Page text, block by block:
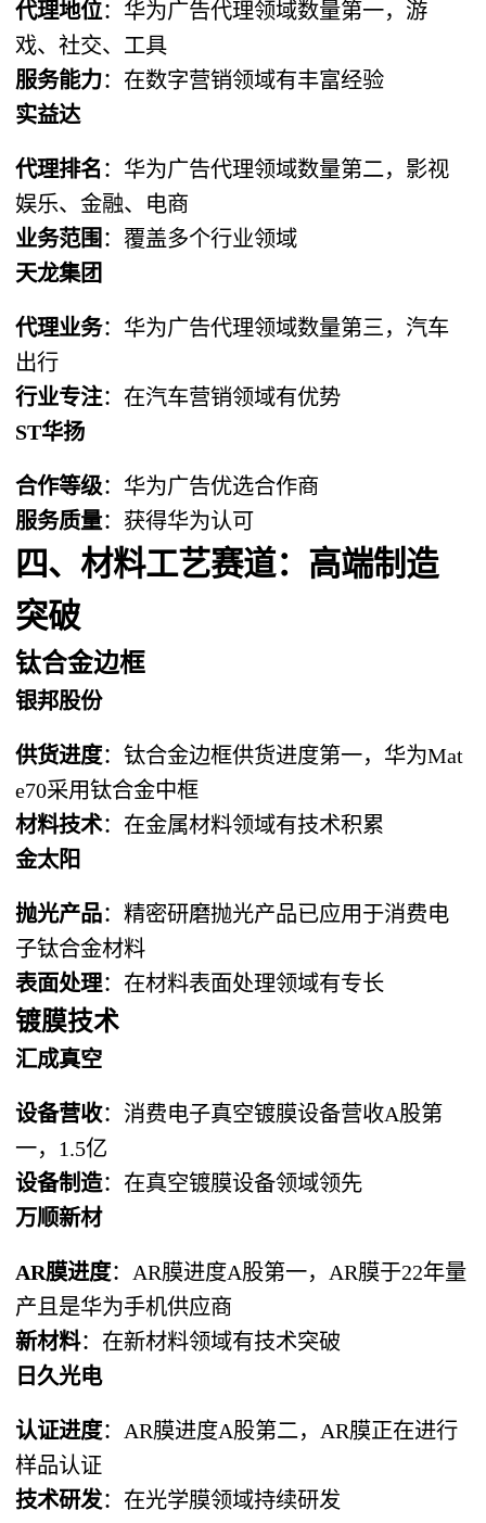
代理地位：华为广告代理领域数量第一，游
戏、社交、工具
服务能力：在数字营销领域有丰富经验
实益达
代理排名 ：华为广告代理领域数量第二，影视
娱乐、金融、电商
业务范围 ：覆盖多个行业领域
天龙集团
代理业务：华为广告代理领域数量第三，汽车
出行
行业专注：在汽车营销领域有优势
ST华扬
合作等级：华为广告优选合作商
服务质量：获得华为认可
四、材料工艺赛道：高端制造
突破
钛合金边框
银邦股份
供货进度：钛合金边框供货进度第一，华为Mat
e70采用钛合金中框
材料技术：在金属材料领域有技术积累
金太阳
抛光产品：精密研磨抛光产品已应用于消费电
子钛合金材料
表面处理：在材料表面处理领域有专长
镀膜技术
汇成真空
设备营收：消费电子真空镀膜设备营收A股第
一，1.5亿
设备制造：在真空镀膜设备领域领先
万顺新材
AR膜进度：AR膜进度A股第一，AR膜于22年量
产且是华为手机供应商
新材料：在新材料领域有技术突破
日久光电
认证进度：AR膜进度A股第二，AR膜正在进行
样品认证
技术研发：在光学膜领域持续研发